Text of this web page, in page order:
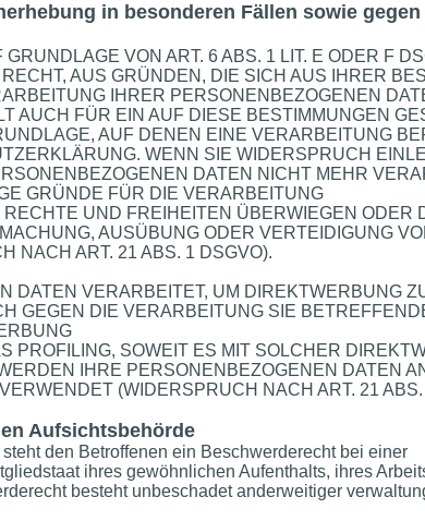
in besonderen Fällen sowie
VON ART. 6 ABS. 1 LIT. E ODER F
AUS GRÜNDEN, DIE SICH AUS IHRER
IHRER PERSONENBEZOGENEN
AUCH FÜR EIN AUF DIESE BESTIMMUNGEN
AUF DENEN EINE VERARBEITUNG
WENN SIE WIDERSPRUCH
DATEN NICHT MEHR
GRÜNDE FÜR DIE VERARBEITUNG
UND FREIHEITEN ÜBERWIEGEN ODER
AUSÜBUNG ODER VERTEIDIGUNG
NACH ART. 21 ABS. 1 DSGVO).
DATEN VERARBEITET, UM DIREKTWERBUNG
GEGEN DIE VERARBEITUNG SIE
PROFILING, SOWEIT ES MIT SOLCHER
IHRE PERSONENBEZOGENEN DATEN
(WIDERSPRUCH NACH ART. 21 ABS.
Aufsichtsbehörde
den Betroffenen ein Beschwerderecht bei einer
ihres gewöhnlichen Aufenthalts, ihres
besteht unbeschadet anderweitiger